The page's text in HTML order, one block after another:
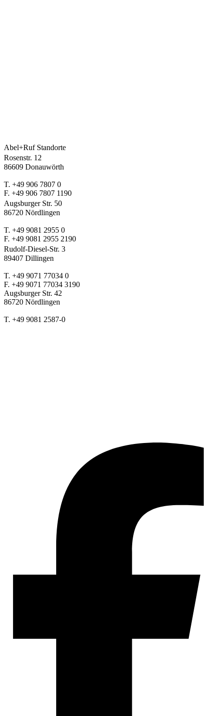
Abel+Ruf Standorte
Rosenstr. 12
86609 Donauwörth
T. +49 906 7807 0
F. +49 906 7807 1190
Augsburger Str. 50
86720 Nördlingen
T. +49 9081 2955 0
F. +49 9081 2955 2190
Rudolf-Diesel-Str. 3
89407 Dillingen
T. +49 9071 77034 0
F. +49 9071 77034 3190
Augsburger Str. 42
86720 Nördlingen
T. +49 9081 2587-0